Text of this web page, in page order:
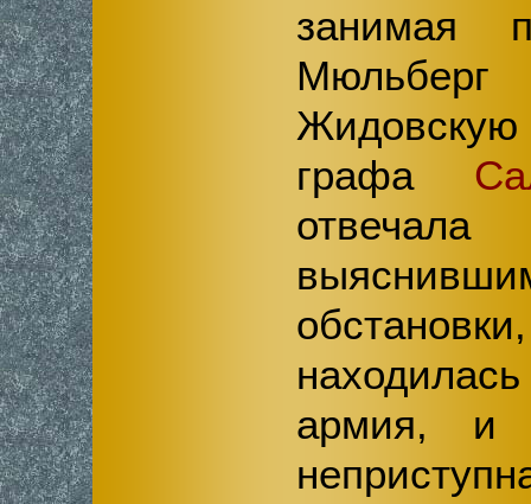
занимая
Жидовскую
графа
армия, и